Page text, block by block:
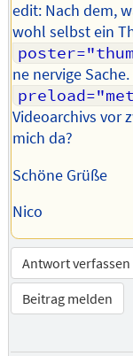
edit: Nach dem,
wohl selbst ein
ne nervige
Videoarchivs vor
mich da?
Schöne Grüße
Nico
Antwort verfassen
Beitrag melden